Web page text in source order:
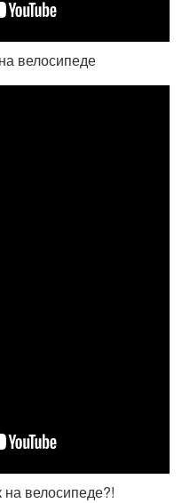
велосипеде
на велосипеде?!